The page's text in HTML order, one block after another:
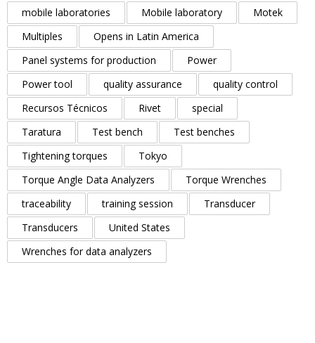
mobile laboratories
Mobile laboratory
Motek
Multiples
Opens in Latin America
Panel systems for production
Power
Power tool
quality assurance
quality control
Recursos Técnicos
Rivet
special
Taratura
Test bench
Test benches
Tightening torques
Tokyo
Torque Angle Data Analyzers
Torque Wrenches
traceability
training session
Transducer
Transducers
United States
Wrenches for data analyzers